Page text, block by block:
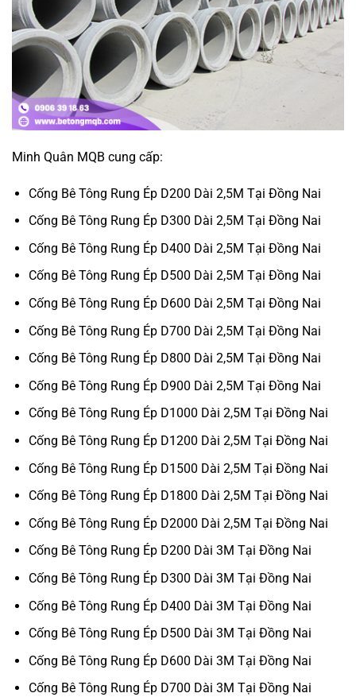
Minh Quân MQB cung cấp:
Cống Bê Tông Rung Ép D200 Dài 2,5M Tại Đồng Nai
Cống Bê Tông Rung Ép D300 Dài 2,5M Tại Đồng Nai
Cống Bê Tông Rung Ép D400 Dài 2,5M Tại Đồng Nai
Cống Bê Tông Rung Ép D500 Dài 2,5M Tại Đồng Nai
Cống Bê Tông Rung Ép D600 Dài 2,5M Tại Đồng Nai
Cống Bê Tông Rung Ép D700 Dài 2,5M Tại Đồng Nai
Cống Bê Tông Rung Ép D800 Dài 2,5M Tại Đồng Nai
Cống Bê Tông Rung Ép D900 Dài 2,5M Tại Đồng Nai
Cống Bê Tông Rung Ép D1000 Dài 2,5M Tại Đồng Nai
Cống Bê Tông Rung Ép D1200 Dài 2,5M Tại Đồng Nai
Cống Bê Tông Rung Ép D1500 Dài 2,5M Tại Đồng Nai
Cống Bê Tông Rung Ép D1800 Dài 2,5M Tại Đồng Nai
Cống Bê Tông Rung Ép D2000 Dài 2,5M Tại Đồng Nai
Cống Bê Tông Rung Ép D200 Dài 3M Tại Đồng Nai
Cống Bê Tông Rung Ép D300 Dài 3M Tại Đồng Nai
Cống Bê Tông Rung Ép D400 Dài 3M Tại Đồng Nai
Cống Bê Tông Rung Ép D500 Dài 3M Tại Đồng Nai
Cống Bê Tông Rung Ép D600 Dài 3M Tại Đồng Nai
Cống Bê Tông Rung Ép D700 Dài 3M Tại Đồng Nai